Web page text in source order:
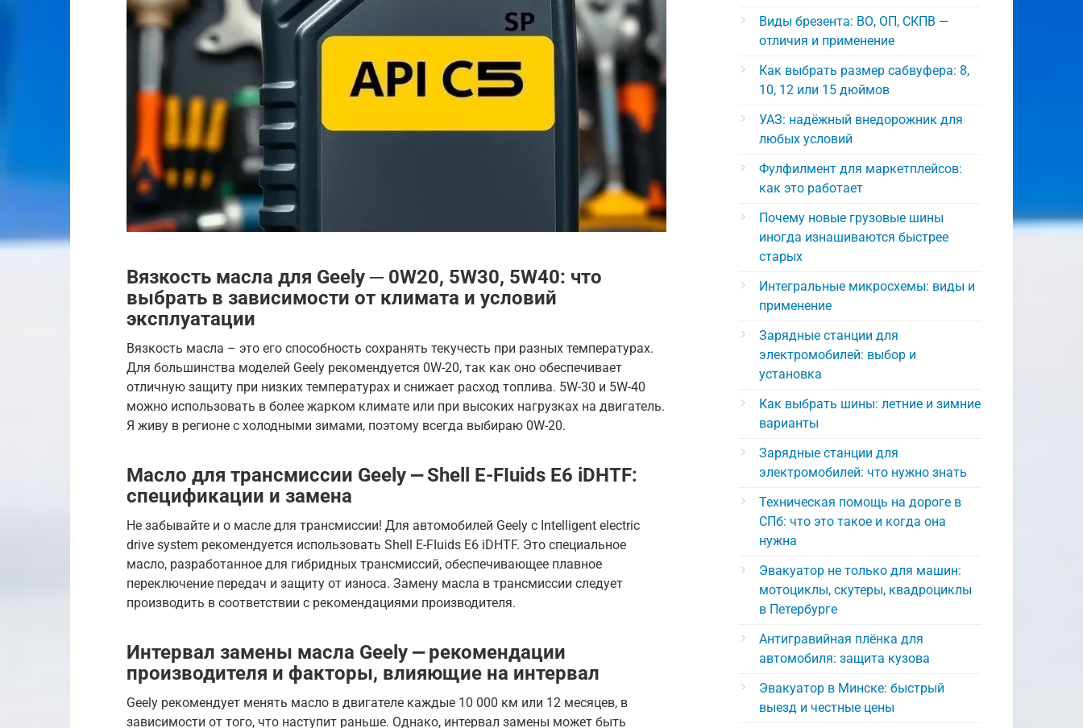
Вязкость масла для Geely ─ 0W20, 5W30, 5W40: что
выбрать в зависимости от климата и условий
эксплуатации
Вязкость масла – это его способность сохранять текучесть при разных температурах.
Для большинства моделей Geely рекомендуется 0W-20, так как оно обеспечивает
отличную защиту при низких температурах и снижает расход топлива. 5W-30 и 5W-40
можно использовать в более жарком климате или при высоких нагрузках на двигатель.
Я живу в регионе с холодными зимами, поэтому всегда выбираю 0W-20.
Масло для трансмиссии Geely ⎼ Shell E-FIuids E6 iDHTF:
спецификации и замена
Не забывайте и о масле для трансмиссии! Для автомобилей Geely с Intelligent electric
drive system рекомендуется использовать Shell E-FIuids E6 iDHTF. Это специальное
масло, разработанное для гибридных трансмиссий, обеспечивающее плавное
переключение передач и защиту от износа. Замену масла в трансмиссии следует
производить в соответствии с рекомендациями производителя.
Интервал замены масла Geely ⎼ рекомендации
производителя и факторы, влияющие на интервал
Geely рекомендует менять масло в двигателе каждые 10 000 км или 12 месяцев, в
зависимости от того, что наступит раньше. Однако, интервал замены может быть
Виды брезента: ВО, ОП, СКПВ —
отличия и применение
Как выбрать размер сабвуфера: 8,
10, 12 или 15 дюймов
УАЗ: надёжный внедорожник для
любых условий
Фулфилмент для маркетплейсов:
как это работает
Почему новые грузовые шины
иногда изнашиваются быстрее
старых
Интегральные микросхемы: виды и
применение
Зарядные станции для
электромобилей: выбор и
установка
Как выбрать шины: летние и зимние
варианты
Зарядные станции для
электромобилей: что нужно знать
Техническая помощь на дороге в
СПб: что это такое и когда она
нужна
Эвакуатор не только для машин:
мотоциклы, скутеры, квадроциклы
в Петербурге
Антигравийная плёнка для
автомобиля: защита кузова
Эвакуатор в Минске: быстрый
выезд и честные цены